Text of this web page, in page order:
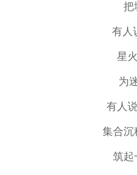
把
有人
星
为
有人
集合沉
筑起